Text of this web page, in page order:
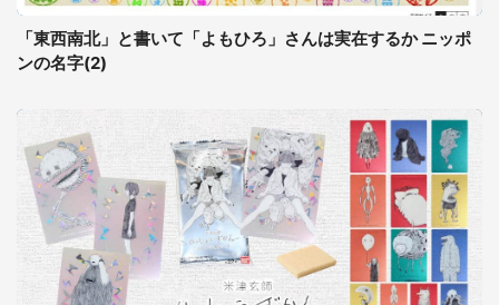
「東西南北」と書いて「よもひろ」さんは実在するか ニッポ
ンの名字(2)